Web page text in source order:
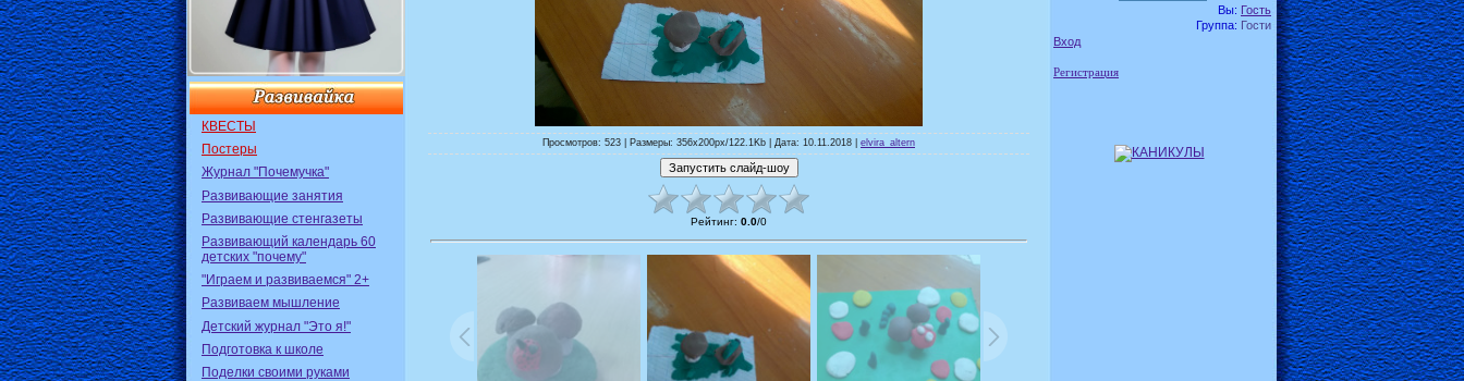
КВЕСТЫ
Постеры
Журнал "Почемучка"
Развивающие занятия
Развивающие стенгазеты
Развивающий календарь 60
детских "почему"
"Играем и развиваемся" 2+
Развиваем мышление
Детский журнал "Это я!"
Подготовка к школе
Поделки своими руками
Просмотров: 523 | Размеры: 356x200px/122.1Kb | Дата: 10.11.2018 | elvira_altern
Рейтинг: 0.0/0
Вы: Гость
Группа: Гости
Вход
Регистрация